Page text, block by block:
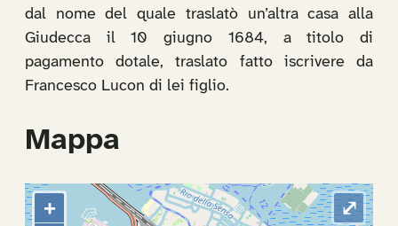
dal nome del quale traslatò un’altra casa alla
Giudecca il 10 giugno 1684, a titolo di
pagamento dotale, traslato fatto iscrivere da
Francesco Lucon di lei figlio.
Mappa